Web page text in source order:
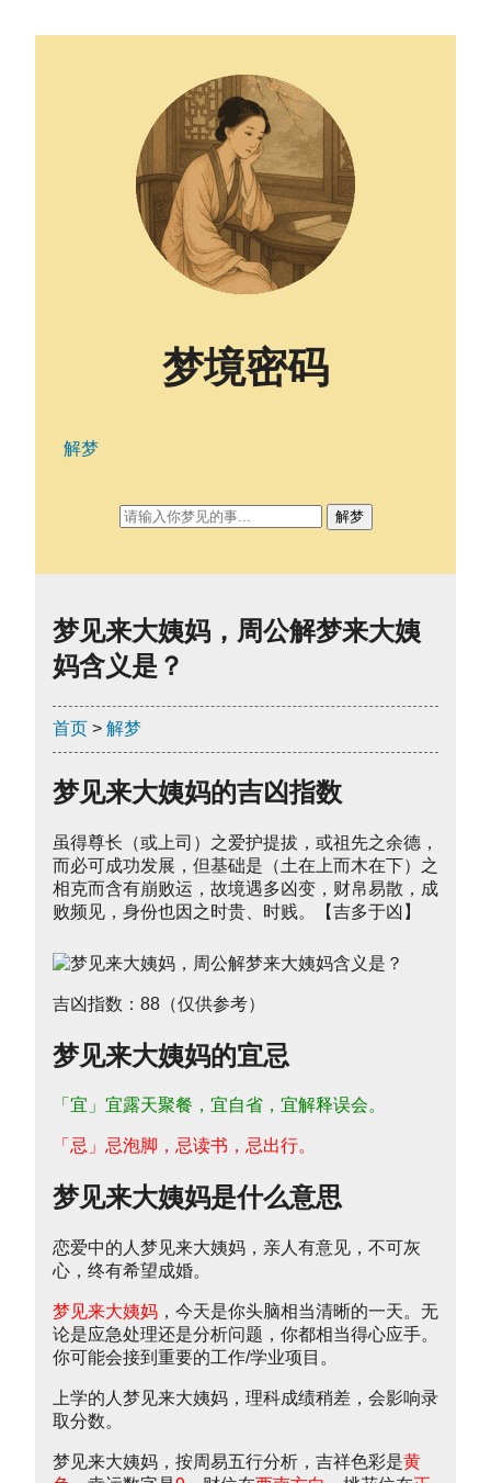
梦见来大姨妈，周公解梦来大姨
妈含义是？
首页 > 解梦
梦见来大姨妈的吉凶指数
虽得尊长（或上司）之爱护提拔，或祖先之余德，
而必可成功发展，但基础是（土在上而木在下）之
相克而含有崩败运，故境遇多凶变，财帛易散，成
败频见，身份也因之时贵、时贱。【吉多于凶】
吉凶指数：88（仅供参考）
梦见来大姨妈的宜忌
「宜」宜露天聚餐，宜自省，宜解释误会。
「忌」忌泡脚，忌读书，忌出行。
梦见来大姨妈是什么意思
恋爱中的人梦见来大姨妈，亲人有意见，不可灰
心，终有希望成婚。
梦见来大姨妈 ，今天是你头脑相当清晰的一天。无
论是应急处理还是分析问题，你都相当得心应手。
你可能会接到重要的工作/学业项目。
上学的人梦见来大姨妈，理科成绩稍差，会影响录
取分数。
梦见来大姨妈，按周易五行分析，吉祥色彩是黄
梦境密码
解梦
解梦